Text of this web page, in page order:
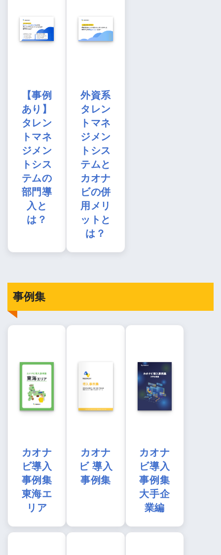
【事例
あり】
タレン
トマネ
ジメン
トシス
テムの
部門導
入と
は？
外資系
タレン
トマネ
ジメン
トシス
テムと
カオナ
ビの併
用メリ
ットと
は？
事例集
カオナ
ビ導入
事例集
東海エ
リア
カオナ
ビ 導入
事例集
カオナ
ビ導入
事例集
大手企
業編